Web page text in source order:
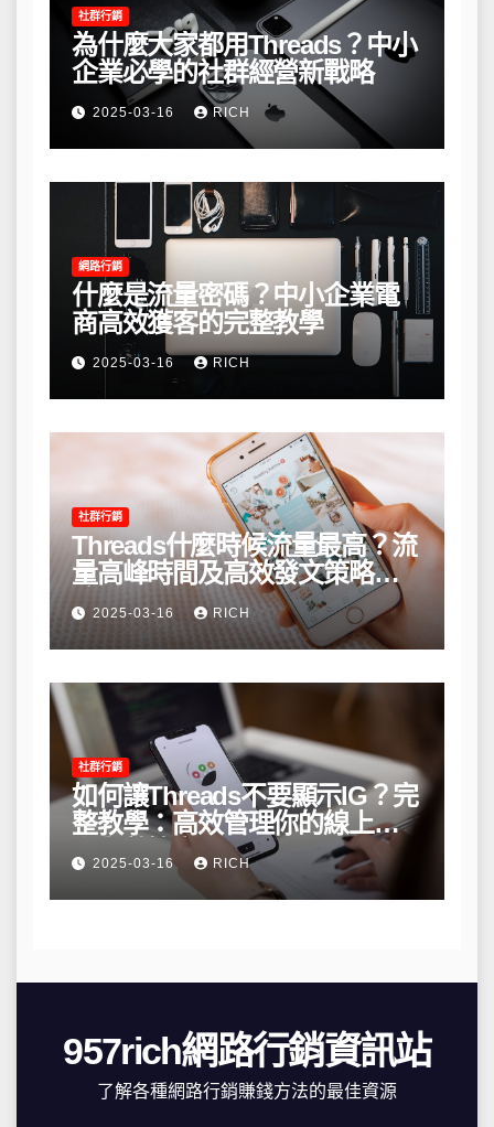
社群行銷
為什麼大家都用Threads？中小
企業必學的社群經營新戰略
2025-03-16 RICH
網路行銷
什麼是流量密碼？中小企業電
商高效獲客的完整教學
2025-03-16 RICH
社群行銷
Threads什麼時候流量最高？流
量高峰時間及高效發文策略攻
略2025-03-16 RICH
社群行銷
如何讓Threads不要顯示IG？完
整教學：高效管理你的線上隱
私與數據安全
2025-03-16 RICH
957rich網路行銷資訊站
了解各種網路行銷賺錢方法的最佳資源